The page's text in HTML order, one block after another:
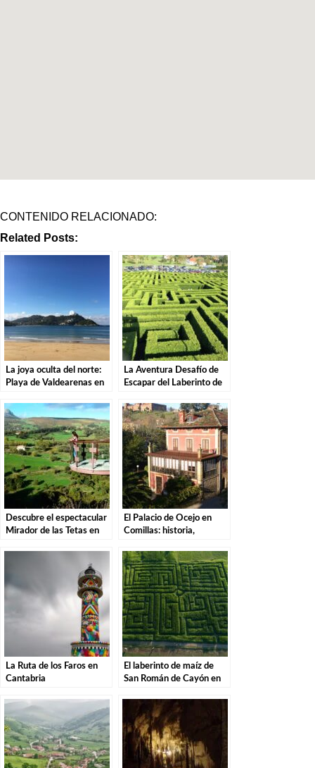
CONTENIDO RELACIONADO:
Related Posts:
La joya oculta del norte:
Playa de Valdearenas en
La Aventura Desafío de
Escapar del Laberinto de
Descubre el espectacular
Mirador de las Tetas en
El Palacio de Ocejo en
Comillas: historia,
curiosidades
La Ruta de los Faros en
Cantabria
El laberinto de maíz de
San Román de Cayón en
experiencia única